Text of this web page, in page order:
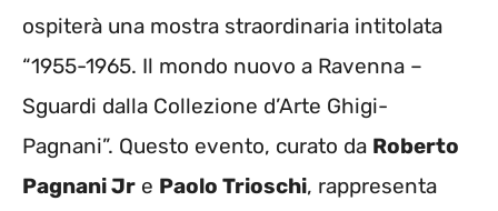
ospiterà una mostra straordinaria intitolata
“1955-1965. Il mondo nuovo a Ravenna –
Sguardi dalla Collezione d’Arte Ghigi-
Pagnani”. Questo evento, curato da Roberto
Pagnani Jr e Paolo Trioschi, rappresenta